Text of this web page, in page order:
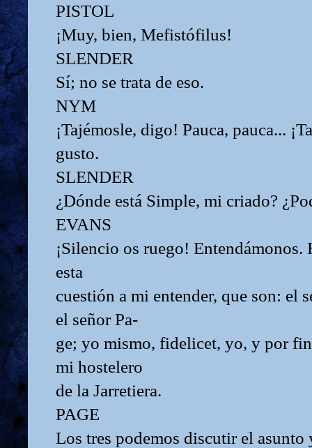
PISTOL
¡Muy, bien, Mefistófilus!
SLENDER
Sí; no se trata de eso.
NYM
¡Tajémosle, digo! Pauca, pauca...
gusto.
SLENDER
¿Dónde está Simple, mi criado?
EVANS
¡Silencio os ruego! Entendámonos.
esta
cuestión a mi entender, que son: el
el señor Pa-
ge; yo mismo, fidelicet, yo, y por
mi hostelero
de la Jarretiera.
PAGE
Los tres podemos discutir el asunto